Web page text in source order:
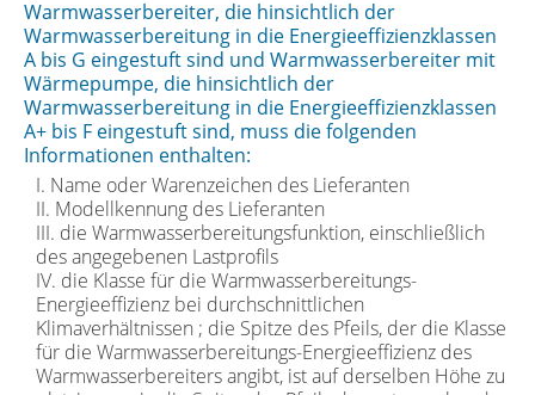
Warmwasserbereiter, die hinsichtlich der
Warmwasserbereitung in die Energieeffizienzklassen
A bis G eingestuft sind und Warmwasserbereiter mit
Wärmepumpe, die hinsichtlich der
Warmwasserbereitung in die Energieeffizienzklassen
A+ bis F eingestuft sind, muss die folgenden
Informationen enthalten:
I. Name oder Warenzeichen des Lieferanten
II. Modellkennung des Lieferanten
III. die Warmwasserbereitungsfunktion, einschließlich
des angegebenen Lastprofils
IV. die Klasse für die Warmwasserbereitungs-
Energieeffizienz bei durchschnittlichen
Klimaverhältnissen ; die Spitze des Pfeils, der die Klasse
für die Warmwasserbereitungs-Energieeffizienz des
Warmwasserbereiters angibt, ist auf derselben Höhe zu